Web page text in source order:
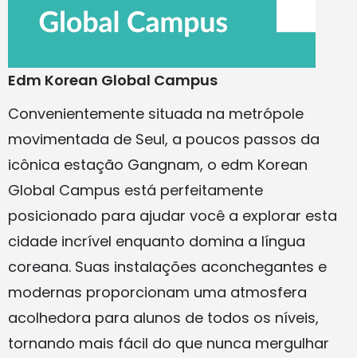
Edm Korean Global Campus
Convenientemente situada na metrópole
movimentada de Seul, a poucos passos da
icônica estação Gangnam, o edm Korean
Global Campus está perfeitamente
posicionado para ajudar você a explorar esta
cidade incrível enquanto domina a língua
coreana. Suas instalações aconchegantes e
modernas proporcionam uma atmosfera
acolhedora para alunos de todos os níveis,
tornando mais fácil do que nunca mergulhar